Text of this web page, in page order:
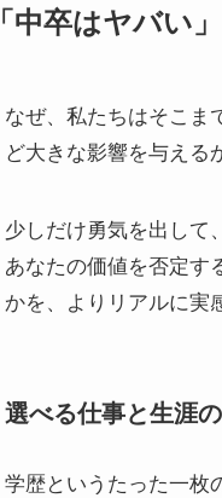
「中卒はヤバい
なぜ、私たちはそこま
ど大きな影響を与える
少しだけ勇気を出して、
あなたの価値を否定す
かを、よりリアルに実
選べる仕事と生涯
学歴というたった一枚